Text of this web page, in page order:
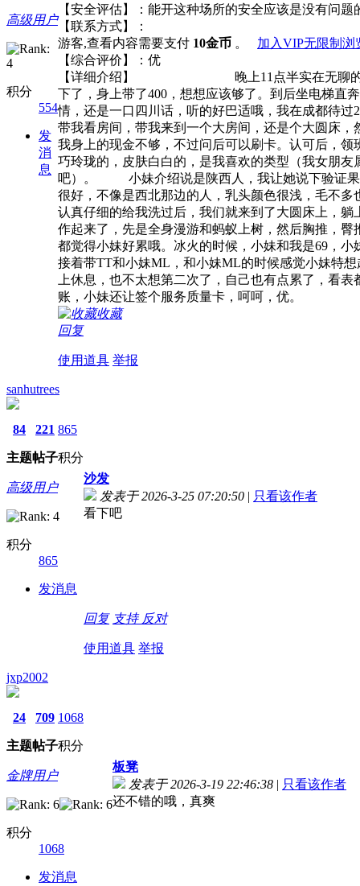
高级用户
积分
554
发
消
息
【安全评估】：能开这种场所的安全应该是没
【联系方式】：
游客,查看内容需要支付 10金币 。 加入VIP无限制浏
【综合评价】：优
【详细介绍】 晚上11点半实在无聊的要命，
下了，身上带了400，想想应该够了。到后坐电梯直
情，还是一口四川话，听的好巴适哦，我在成都待
带我看房间，带我来到一个大房间，还是个大圆床，
我身上的现金不够，不过问后可以刷卡。认可后，
巧玲珑的，皮肤白白的，是我喜欢的类型（我女朋
吧）。 小妹介绍说是陕西人，我让她说下验证果
很好，不像是西北那边的人，乳头颜色很浅，毛不
认真仔细的给我洗过后，我们就来到了大圆床上，
作起来了，先是全身漫游和蚂蚁上树，然后胸推，
都觉得小妹好累哦。冰火的时候，小妹和我是69，
接着带TT和小妹ML，和小妹ML的时候感觉小妹特
上休息，也不太想第二次了，自己也有点累了，看
账，小妹还让签个服务质量卡，呵呵，优。
收藏
回复
使用道具 举报
sanhutrees
84
主题
221
帖子
865
积分
高级用户
积分
865
发消息
沙发
发表于 2026-3-25 07:20:50 | 只看该作者
看下吧
回复 支持 反对
使用道具 举报
jxp2002
24
主题
709
帖子
1068
积分
金牌用户
积分
1068
发消息
板凳
发表于 2026-3-19 22:46:38 | 只看该作者
还不错的哦，真爽